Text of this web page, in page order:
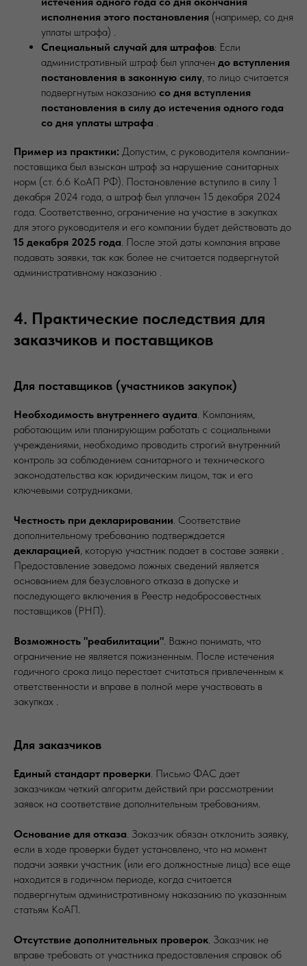
исполнения этого постановления (например, со дня
уплаты штрафа) .
Специальный случай для штрафов: Если
административный штраф был уплачен до вступления
постановления в законную силу, то лицо считается
подвергнутым наказанию со дня вступления
постановления в силу до истечения одного года
со дня уплаты штрафа .
Пример из практики: Допустим, с руководителя компании-
поставщика был взыскан штраф за нарушение санитарных
норм (ст. 6.6 КоАП РФ). Постановление вступило в силу 1
декабря 2024 года, а штраф был уплачен 15 декабря 2024
года. Соответственно, ограничение на участие в закупках
для этого руководителя и его компании будет действовать до
15 декабря 2025 года. После этой даты компания вправе
подавать заявки, так как более не считается подвергнутой
административному наказанию .
4. Практические последствия для
заказчиков и поставщиков
Для поставщиков (участников закупок)
Необходимость внутреннего аудита. Компаниям,
работающим или планирующим работать с социальными
учреждениями, необходимо проводить строгий внутренний
контроль за соблюдением санитарного и технического
законодательства как юридическим лицом, так и его
ключевыми сотрудниками.
Честность при декларировании. Соответствие
дополнительному требованию подтверждается
декларацией, которую участник подает в составе заявки .
Предоставление заведомо ложных сведений является
основанием для безусловного отказа в допуске и
последующего включения в Реестр недобросовестных
поставщиков (РНП).
Возможность "реабилитации". Важно понимать, что
ограничение не является пожизненным. После истечения
годичного срока лицо перестает считаться привлеченным к
ответственности и вправе в полной мере участвовать в
закупках .
Для заказчиков
Единый стандарт проверки. Письмо ФАС дает
заказчикам четкий алгоритм действий при рассмотрении
заявок на соответствие дополнительным требованиям.
Основание для отказа. Заказчик обязан отклонить заявку,
если в ходе проверки будет установлено, что на момент
подачи заявки участник (или его должностные лица) все еще
находится в годичном периоде, когда считается
подвергнутым административному наказанию по указанным
статьям КоАП.
Отсутствие дополнительных проверок. Заказчик не
вправе требовать от участника предоставления справок об